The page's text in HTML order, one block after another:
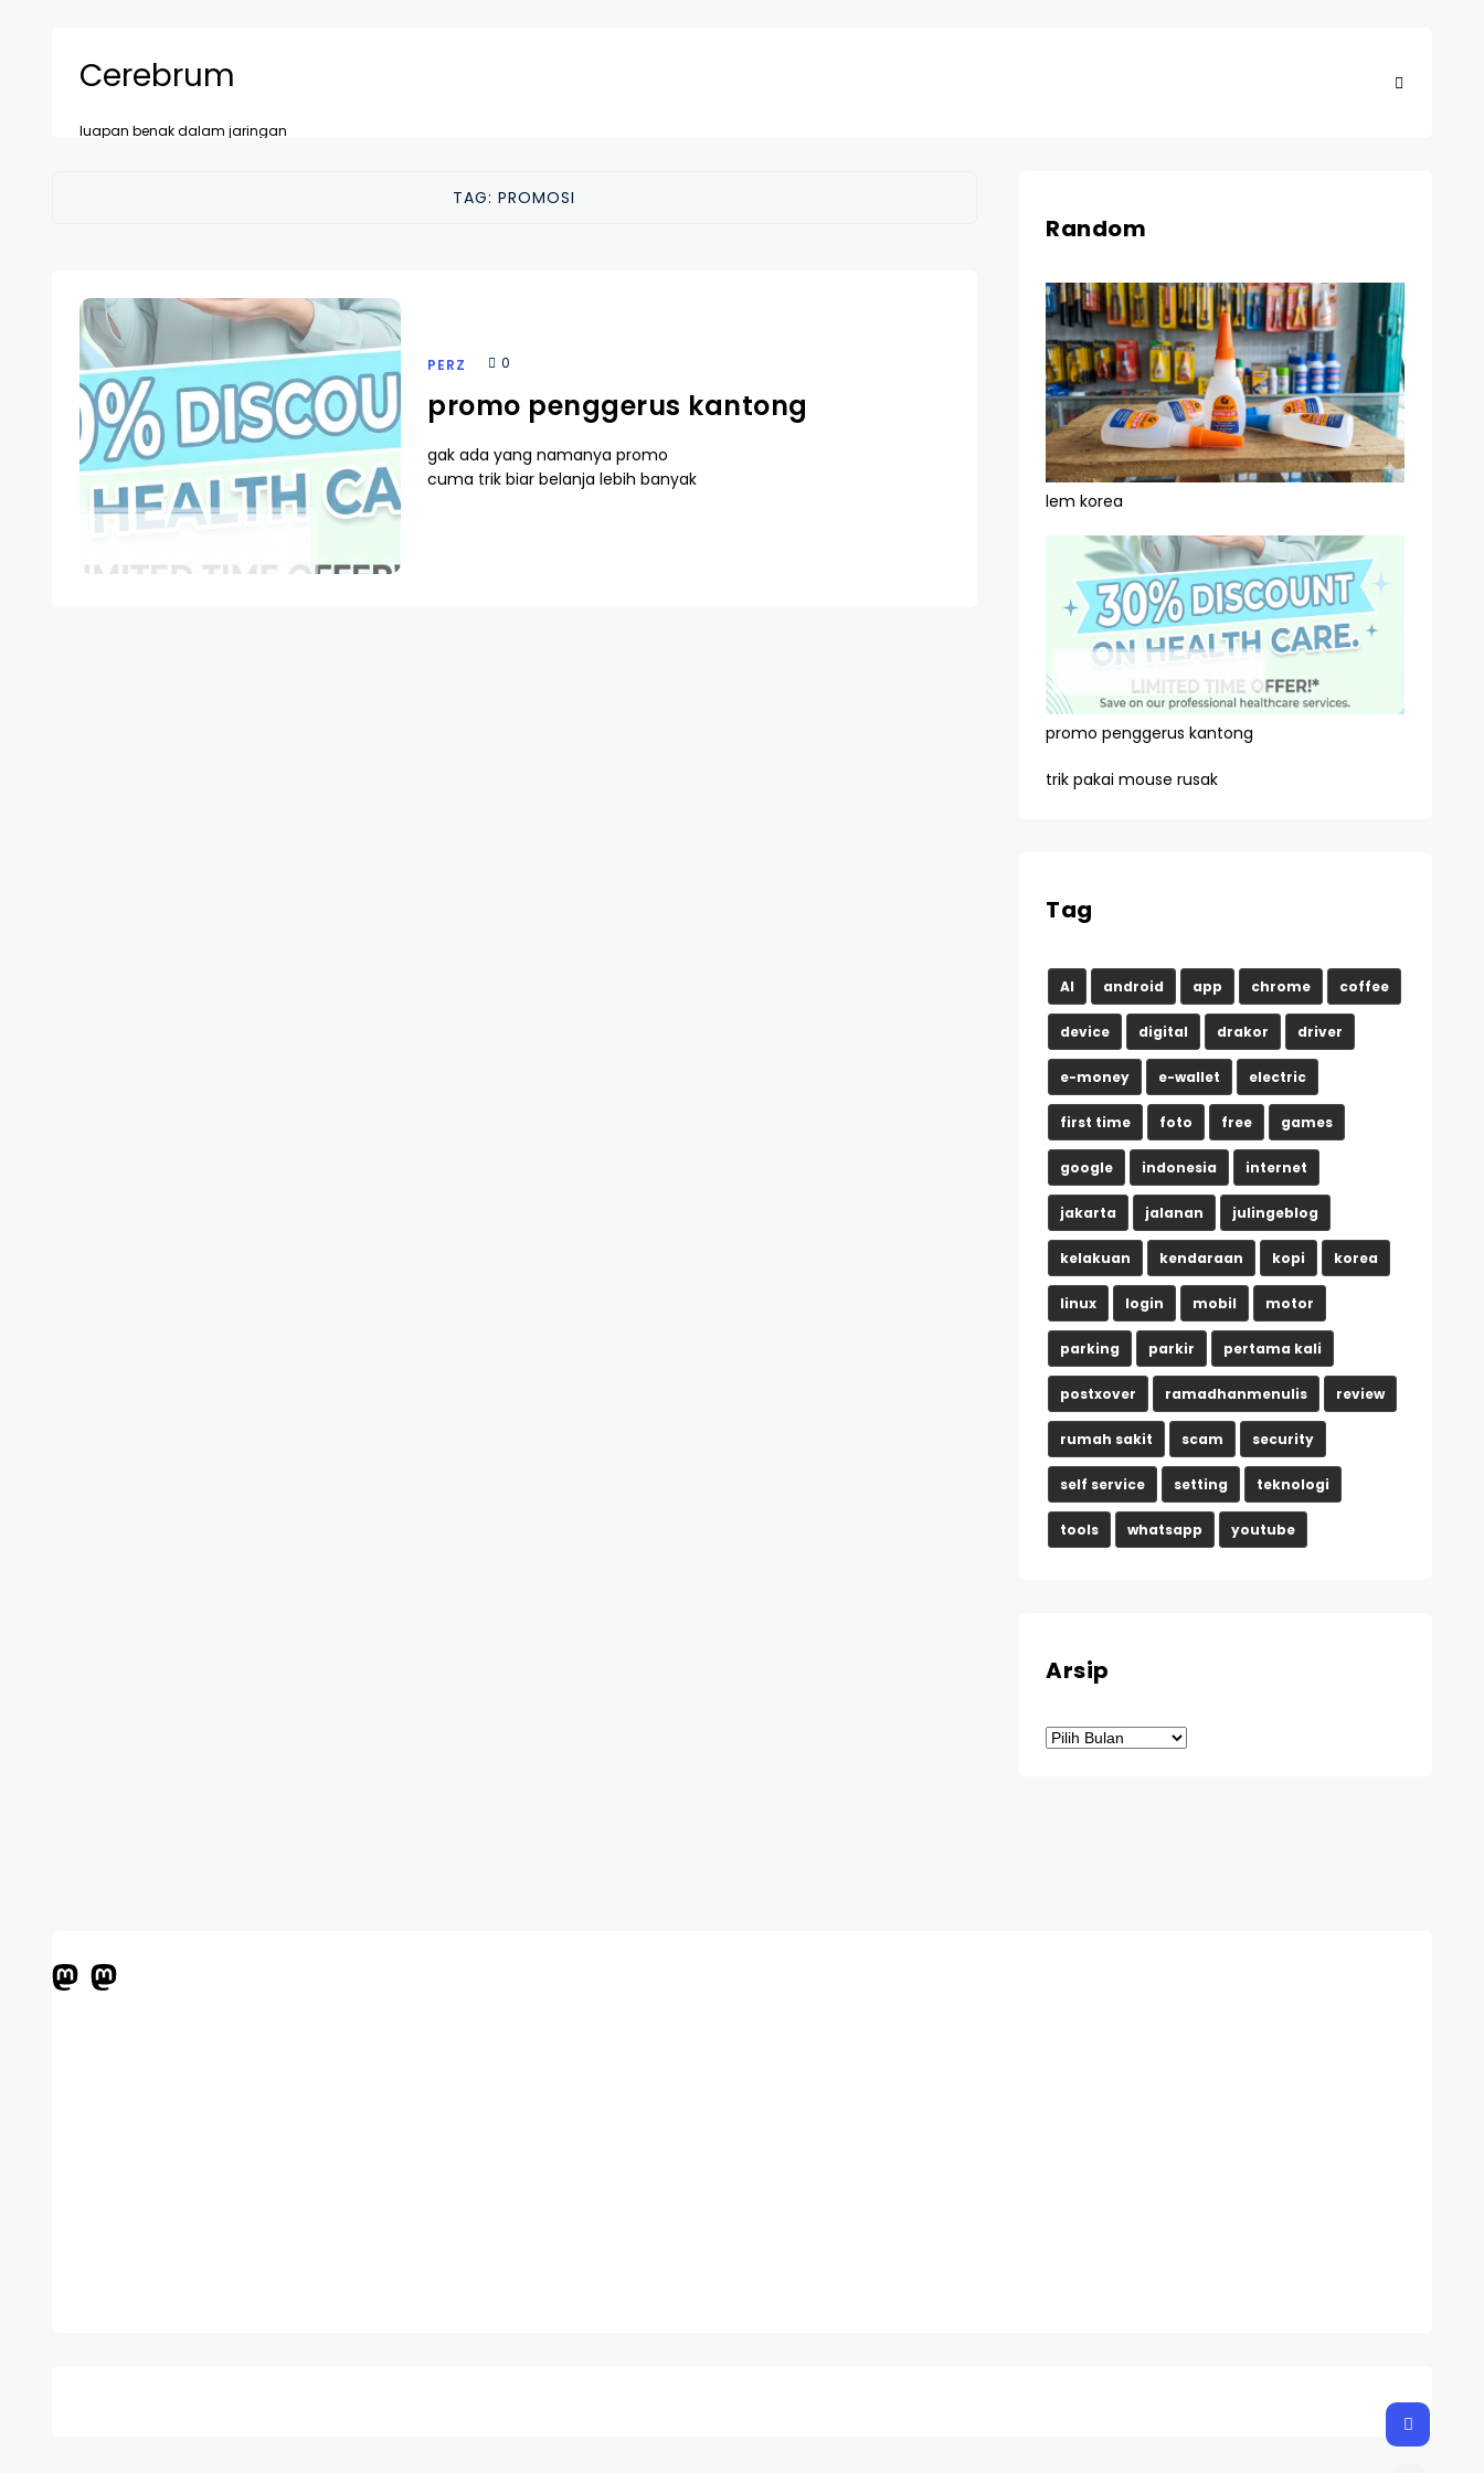
Cerebrum
luapan benak dalam jaringan
TAG:PROMOSI
PERZ 0
promo penggerus kantong
gak ada yang namanya promo
cuma trik biar belanja lebih banyak
Random
lem korea
promo penggerus kantong
trik pakai mouse rusak
Tag
AI android app chrome coffee
device digital drakor driver
e-money e-wallet electric
first time foto free games
google indonesia internet
jakarta jalanan julingeblog
kelakuan kendaraan kopi korea
linux login mobil motor
parking parkir pertama kali
postxover ramadhanmenulis review
rumah sakit scam security
self service setting teknologi
tools whatsapp youtube
Arsip
Arsip